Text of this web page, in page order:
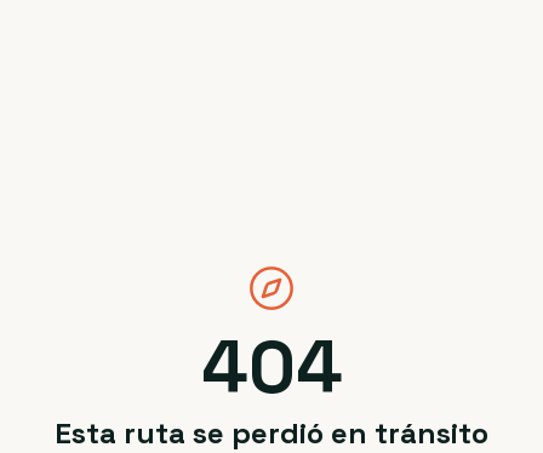
404
Esta ruta se perdió en tránsito